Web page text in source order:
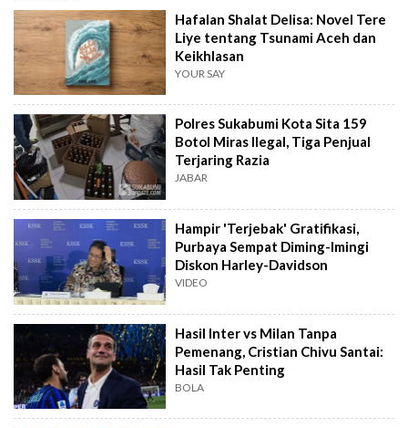
Hafalan Shalat Delisa: Novel Tere
Liye tentang Tsunami Aceh dan
Keikhlasan
YOUR SAY
Polres Sukabumi Kota Sita 159
Botol Miras Ilegal, Tiga Penjual
Terjaring Razia
JABAR
Hampir 'Terjebak' Gratifikasi,
Purbaya Sempat Diming-Imingi
Diskon Harley-Davidson
VIDEO
Hasil Inter vs Milan Tanpa
Pemenang, Cristian Chivu Santai:
Hasil Tak Penting
BOLA